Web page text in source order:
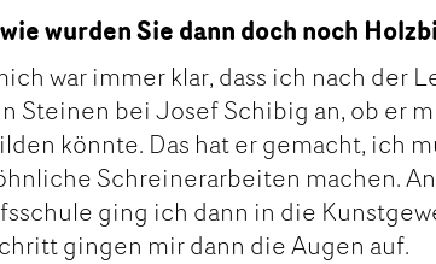
wurden Sie dann doch noch
war immer klar, dass ich nach der
Steinen bei Josef Schibig an, ob er
könnte. Das hat er gemacht, ich
Schreinerarbeiten machen.
ging ich dann in die
gingen mir dann die Augen auf.